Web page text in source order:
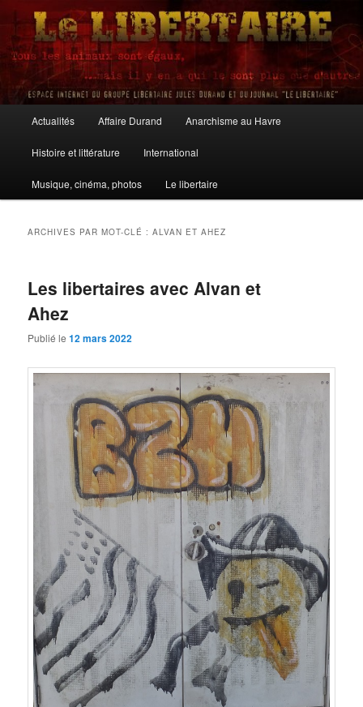
Aller
contenu
principal
Aller
contenu
secondaire
Le Libertaire
principal
Actualités Affaire Durand Anarchisme au Havre
Histoire et littérature International
Musique, cinéma, photos Le libertaire
ARCHIVES PAR MOT-CLÉ :ALVAN ET AHEZ
Les libertaires avec Alvan et
Ahez
Publié le12 mars 2022